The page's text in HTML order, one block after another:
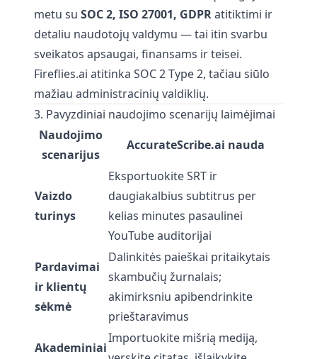
metu su SOC 2, ISO 27001, GDPRatitiktimi ir
detaliu naudotojų valdymu — tai itin svarbu
sveikatos apsaugai, finansams ir teisei.
Fireflies.ai atitinka SOC 2 Type 2, tačiau siūlo
mažiau administracinių valdiklių.
3. Pavyzdiniai naudojimo scenarijų laimėjimai
Naudojimo
scenarijus
AccurateScribe.ai nauda
Vaizdo
turinys
Eksportuokite SRT ir
daugiakalbius subtitrus per
kelias minutes pasaulinei
YouTube auditorijai
Pardavimai
ir klientų
sėkmė
Dalinkitės paieškai pritaikytais
skambučių žurnalais;
akimirksniu apibendrinkite
prieštaravimus
Akademiniai
Importuokite mišrią mediją,